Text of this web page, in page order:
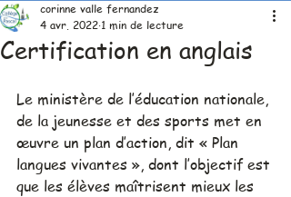
Certification en anglais
corinne valle fernandez
4 avr. 2022 1 min de lecture
Le ministère de l’éducation nationale,
de la jeunesse et des sports met en
œuvre un plan d’action, dit « Plan
langues vivantes », dont l’objectif est
que les élèves maîtrisent mieux les